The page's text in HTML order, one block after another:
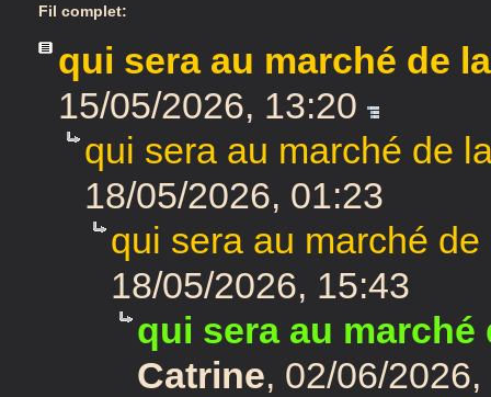
Fil complet:
qui sera au marché de
15/05/2026, 13:20
qui sera au marché de
18/05/2026, 01:23
qui sera au marché
18/05/2026, 15:43
qui sera au marché
Catrine, 02/06/